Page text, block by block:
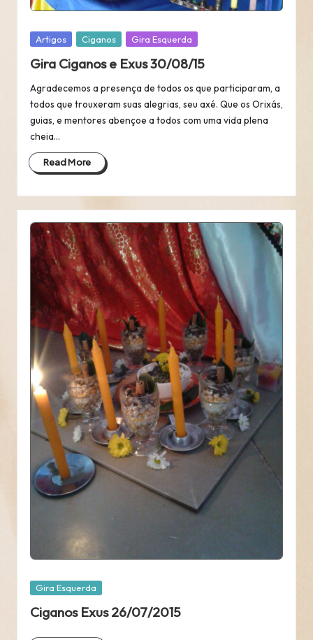
Posted
Artigos Ciganos Gira Esquerda
Gira Ciganos e Exus 30/08/15
Agradecemos a presença de todos os que participaram, a
todos que trouxeram suas alegrias, seu axé. Que os Orixás,
guias, e mentores abençoe a todos com uma vida plena
cheia…
Read More
Posted
Gira Esquerda
Ciganos Exus 26/07/2015